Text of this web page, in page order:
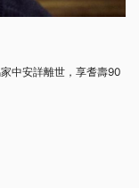
中安詳離世，享耆壽90